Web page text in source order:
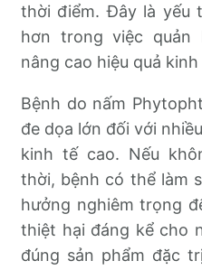
thời điểm. Đây là yếu
hơn trong việc quản
nâng cao hiệu quả
Bệnh do nấm
đe dọa lớn đối với
kinh tế cao. Nếu
thời, bệnh có thể làm
hưởng nghiêm trọng
thiệt hại đáng kể cho
đúng sản phẩm đặc